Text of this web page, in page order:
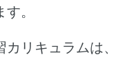
。
カリキュラムは